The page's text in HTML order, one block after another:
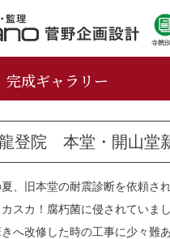
完成ギャラリー
登院 本堂・開山堂
夏、旧本堂の耐震診断を依頼さ
スカ！腐朽菌に侵されていま
へ改修した時の工事に少々難